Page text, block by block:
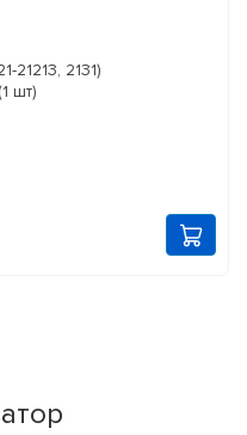
21213, 2131)
шт)